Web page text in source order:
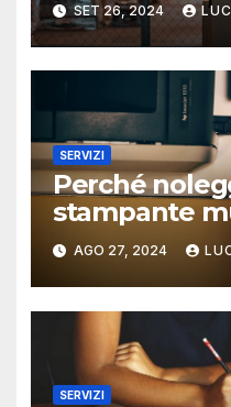
SET 26, 2024
SERVIZI
Perché
stampante
Roma?
AGO 27, 2024
SERVIZI